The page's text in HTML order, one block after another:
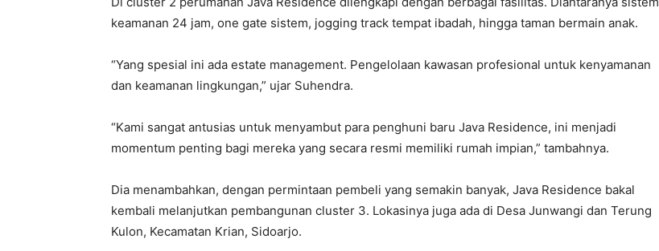
keamanan 24 jam, one gate sistem, jogging track tempat ibadah, hingga taman bermain anak.
“Yang spesial ini ada estate management. Pengelolaan kawasan profesional untuk kenyamanan
dan keamanan lingkungan,” ujar Suhendra.
“Kami sangat antusias untuk menyambut para penghuni baru Java Residence, ini menjadi
momentum penting bagi mereka yang secara resmi memiliki rumah impian,” tambahnya.
Dia menambahkan, dengan permintaan pembeli yang semakin banyak, Java Residence bakal
kembali melanjutkan pembangunan cluster 3. Lokasinya juga ada di Desa Junwangi dan Terung
Kulon, Kecamatan Krian, Sidoarjo.